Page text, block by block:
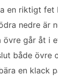
a
en riktigt fet
nedre är
övre går åt i
både övre
en klack